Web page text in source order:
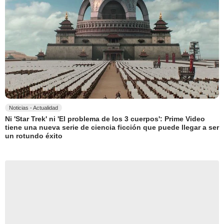
Noticias - Actualidad
Ni 'Star Trek' ni 'El problema de los 3 cuerpos': Prime Video
tiene una nueva serie de ciencia ficción que puede llegar a ser
un rotundo éxito